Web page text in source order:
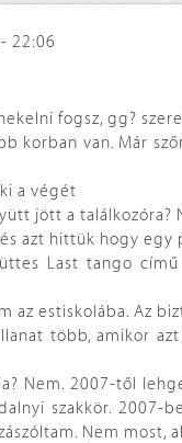
22:06
fogsz, gg?
korban van. Már
a végét
jött a találkozóra?
azt hittük hogy egy
Last tango
az estiskolába. Az
több, amikor
Nem. 2007-től
szakkör.
Nem most,